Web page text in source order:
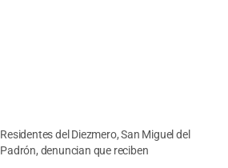
Residentes del Diezmero, San Miguel del
Padrón, denuncian que reciben